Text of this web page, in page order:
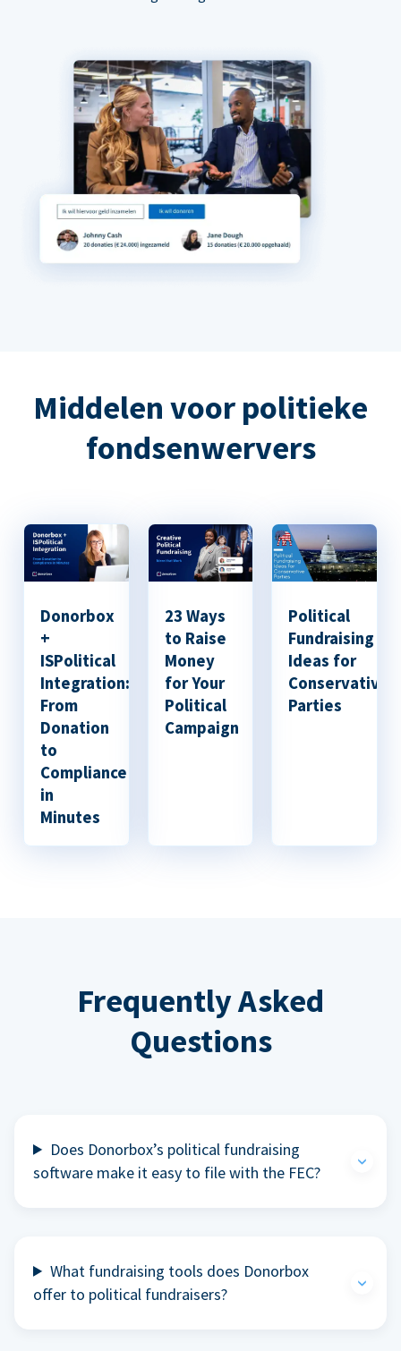
Middelen voor politieke
fondsenwervers
Donorbox
+
ISPolitical
Integration:
From
Donation
to
Compliance
in
Minutes
23 Ways
to Raise
Money
for Your
Political
Campaign
Political
Fundraising
Ideas for
Conservative
Parties
Frequently Asked
Questions
Does Donorbox’s political fundraising
software make it easy to file with the FEC?
What fundraising tools does Donorbox
offer to political fundraisers?